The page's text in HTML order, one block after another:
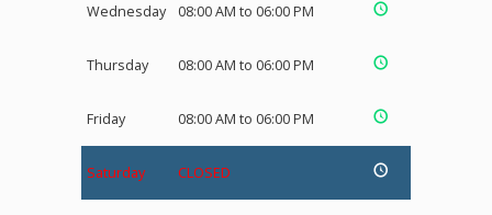
Wednesday 08:00 AM to 06:00 PM
Thursday 08:00 AM to 06:00 PM
Friday 08:00 AM to 06:00 PM
Saturday CLOSED